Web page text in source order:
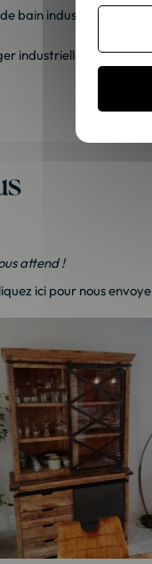
bain industriel
industrielle Table
attend !
ici pour nous